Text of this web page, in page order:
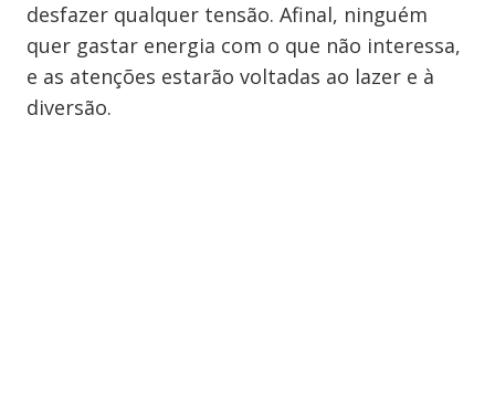
desfazer qualquer tensão. Afinal, ninguém
quer gastar energia com o que não interessa,
e as atenções estarão voltadas ao lazer e à
diversão.